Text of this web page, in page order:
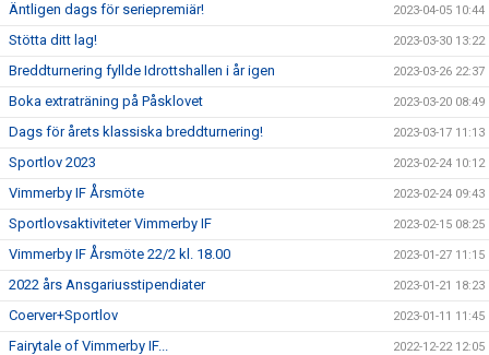
Äntligen dags för seriepremiär! 2023-04-05 10:44
Stötta ditt lag! 2023-03-30 13:22
Breddturnering fyllde Idrottshallen i år igen 2023-03-26 22:37
Boka extraträning på Påsklovet 2023-03-20 08:49
Dags för årets klassiska breddturnering! 2023-03-17 11:13
Sportlov 2023 2023-02-24 10:12
Vimmerby IF Årsmöte 2023-02-24 09:43
Sportlovsaktiviteter Vimmerby IF 2023-02-15 08:25
Vimmerby IF Årsmöte 22/2 kl. 18.00 2023-01-27 11:15
2022 års Ansgariusstipendiater 2023-01-21 18:23
Coerver+Sportlov 2023-01-11 11:45
Fairytale of Vimmerby IF... 2022-12-22 12:05